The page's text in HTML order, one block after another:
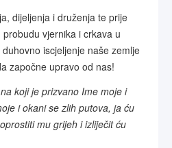
dijeljenja i druženja te prije
vjernika i crkava u
iscjeljenje naše zemlje
započne upravo od nas!
koji je prizvano Ime moje i
i okani se zlih putova, ja ću
mu grijeh i izliječit ću